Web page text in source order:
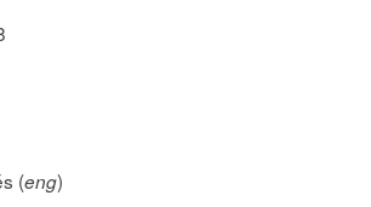
(eng)